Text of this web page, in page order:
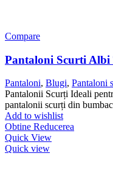
Compare
Pantaloni Scurti
Pantaloni, Blugi, Pantaloni
Pantalonii Scurți Ideali
pantalonii scurți din
Add to wishlist
Obtine Reducerea
Quick View
Quick view